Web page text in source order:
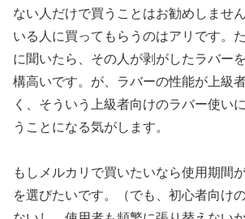
ない人だけで買うことはお勧めしませ
いる人に買ってもらうのはアリです。
に聞いたら、その人が剥がしたラバー
構高いです。が、ラバーの性能が上級
く、そういう上級者向けのラバー使い
うことになる気がします。
もしメルカリで買いたいなら使用期間
を選びたいです。（でも、初心者向け